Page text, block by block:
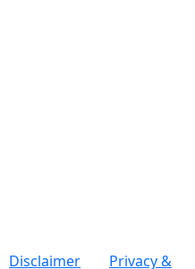
Disclaimer
Privacy &